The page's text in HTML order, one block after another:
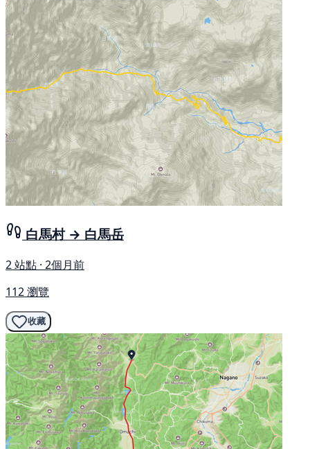
白馬村 → 白馬岳
2 站點 · 2個月前
112 瀏覽
收藏